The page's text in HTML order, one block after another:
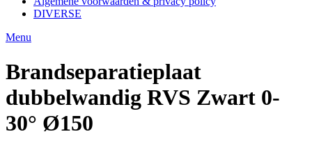
DIVERSE
Menu
Brandseparatieplaat
dubbelwandig RVS Zwart 0-
30° Ø150